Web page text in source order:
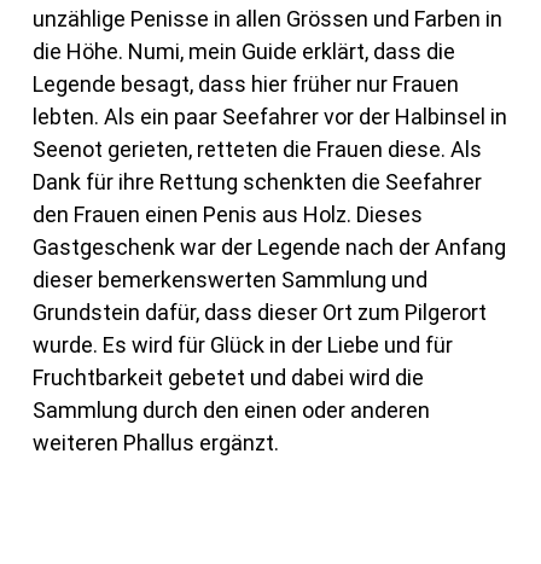
unzählige Penisse in allen Grössen und Farben in
die Höhe. Numi, mein Guide erklärt, dass die
Legende besagt, dass hier früher nur Frauen
lebten. Als ein paar Seefahrer vor der Halbinsel in
Seenot gerieten, retteten die Frauen diese. Als
Dank für ihre Rettung schenkten die Seefahrer
den Frauen einen Penis aus Holz. Dieses
Gastgeschenk war der Legende nach der Anfang
dieser bemerkenswerten Sammlung und
Grundstein dafür, dass dieser Ort zum Pilgerort
wurde. Es wird für Glück in der Liebe und für
Fruchtbarkeit gebetet und dabei wird die
Sammlung durch den einen oder anderen
weiteren Phallus ergänzt.